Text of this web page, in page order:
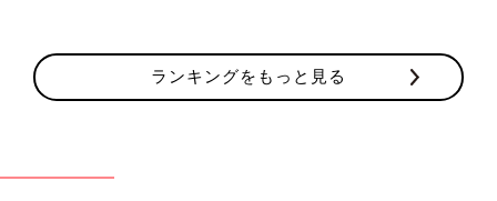
ランキングをもっと見る